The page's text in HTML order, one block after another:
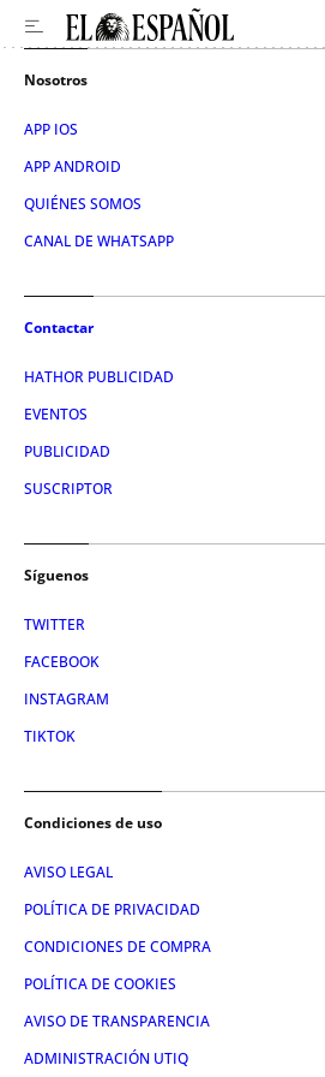
Nosotros
APP IOS
APP ANDROID
QUIÉNES SOMOS
CANAL DE WHATSAPP
Contactar
HATHOR PUBLICIDAD
EVENTOS
PUBLICIDAD
SUSCRIPTOR
Síguenos
TWITTER
FACEBOOK
INSTAGRAM
TIKTOK
Condiciones de uso
AVISO LEGAL
POLÍTICA DE PRIVACIDAD
CONDICIONES DE COMPRA
POLÍTICA DE COOKIES
AVISO DE TRANSPARENCIA
ADMINISTRACIÓN UTIQ